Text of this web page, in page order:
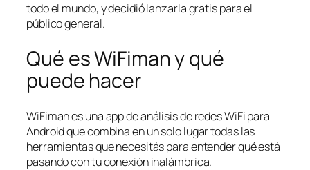
todo el mundo, y decidió lanzarla gratis para el
público general.
Qué es WiFiman y qué
puede hacer
WiFiman es una app de análisis de redes WiFi para
Android que combina en un solo lugar todas las
herramientas que necesitás para entender qué está
pasando con tu conexión inalámbrica.